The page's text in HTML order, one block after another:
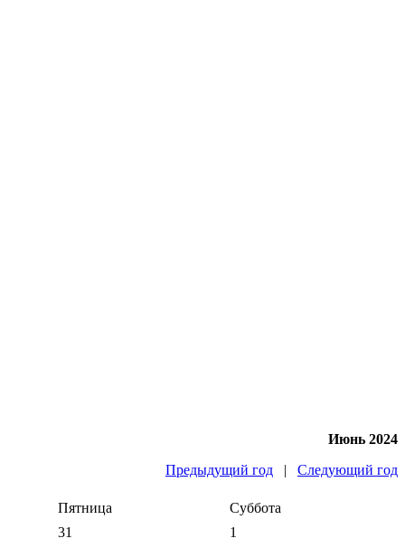
Июнь 2024
Предыдущий год | Следующий год
Пятница
Суббота
31
1